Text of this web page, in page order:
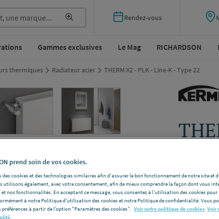
Rendez-vous
Gammes exclusives Le Mag RICHARDSON
thermiques Radiateur acier THERM X2 - PLK - Line-K - Type 22
KERMI
Hauteur
Couleur
Voir la
prend soin de vos cookies.
des cookies et des technologies similaires afin d'assurer le bon fonctionnement de notre site et
utilisons également, avec votre consentement, afin de mieux comprendre la façon dont vous
nos fonctionnalités. En acceptant ce message, vous consentez à l’utilisation des cookies pour
à notre Politique d'utilisation des cookies et notre Politique de confidentialité. Vous
à partir de l’option "Paramètres des cookies”. Voir notre politique de cookies Voir